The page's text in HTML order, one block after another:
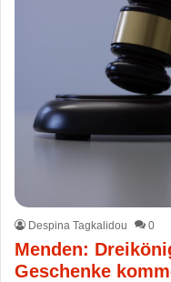
Despina Tagkalidou 0
Menden:
Geschenke